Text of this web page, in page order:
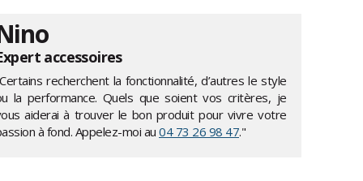
accessoires
recherchent la fonctionnalité, d’autres le style
la performance. Quels que soient vos critères, je
aiderai à trouver le bon produit pour vivre votre
à fond. Appelez-moi au 04 73 26 98 47."